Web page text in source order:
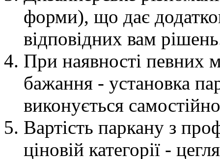
форми), що дає
відповідних вам
При наявності певних
бажання - установка
виконується
Вартість паркану з
ціновій категорії -